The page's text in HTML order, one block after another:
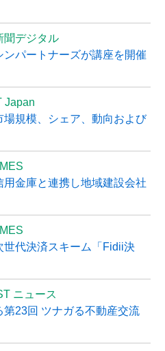
聞デジタル
パートナーズが講座を開催
Japan
規模、シェア、動向および
金庫と連携し地域建設会社
代決済スキーム「Fidii決
ニュース
23回 ツナガる不動産交流